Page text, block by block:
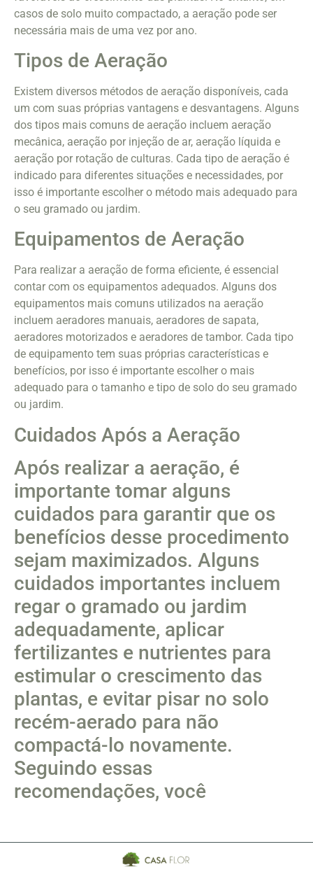
casos de solo muito compactado, a aeração pode ser
necessária mais de uma vez por ano.
Tipos de Aeração
Existem diversos métodos de aeração disponíveis, cada
um com suas próprias vantagens e desvantagens. Alguns
dos tipos mais comuns de aeração incluem aeração
mecânica, aeração por injeção de ar, aeração líquida e
aeração por rotação de culturas. Cada tipo de aeração é
indicado para diferentes situações e necessidades, por
isso é importante escolher o método mais adequado para
o seu gramado ou jardim.
Equipamentos de Aeração
Para realizar a aeração de forma eficiente, é essencial
contar com os equipamentos adequados. Alguns dos
equipamentos mais comuns utilizados na aeração
incluem aeradores manuais, aeradores de sapata,
aeradores motorizados e aeradores de tambor. Cada tipo
de equipamento tem suas próprias características e
benefícios, por isso é importante escolher o mais
adequado para o tamanho e tipo de solo do seu gramado
ou jardim.
Cuidados Após a Aeração
Após realizar a aeração, é
importante tomar alguns
cuidados para garantir que os
benefícios desse procedimento
sejam maximizados. Alguns
cuidados importantes incluem
regar o gramado ou jardim
adequadamente, aplicar
fertilizantes e nutrientes para
estimular o crescimento das
plantas, e evitar pisar no solo
recém-aerado para não
compactá-lo novamente.
Seguindo essas
recomendações, você